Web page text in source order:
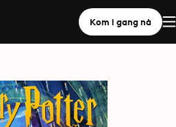
Kom i gang nå